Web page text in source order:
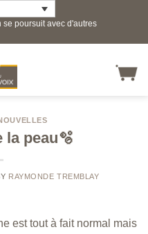
poursuit avec d'autres
la peau🫧
RAYMONDE TREMBLAY
est tout à fait normal mais